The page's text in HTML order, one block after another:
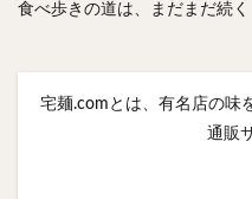
食べ歩きの道は、まだまだ続く
宅麺.comとは、有名店の味
通販